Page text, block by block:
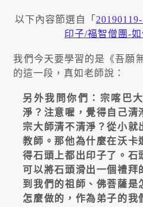
以下內容節選自「
印子/福智僧團-
我們今天要學習的是《吾願
的這一段，真如老師說：
另外我問你們：宗喀巴
淨？注意喔，覺得自己清
宗大師清不清淨？從小就
教師。那他為什麼在沃卡
得石頭上都出印子了。石
可以將石頭滑出一個禮拜
到我們的祖師、佛菩薩是
怎麼做的，作為弟子的我